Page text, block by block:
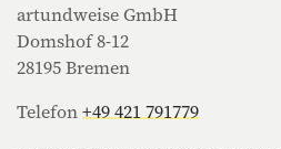
artundweise GmbH
Domshof 8-12
28195 Bremen
Telefon+49 421 791779